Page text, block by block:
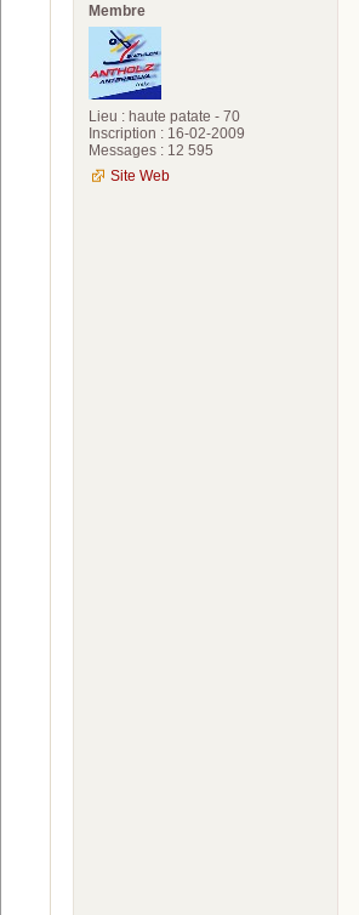
Membre
Lieu : haute patate - 70
Inscription : 16-02-2009
Messages : 12 595
Site Web